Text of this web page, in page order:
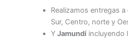
Realizamos entregas a
Sur, Centro, norte y
Y Jamundíincluyendo